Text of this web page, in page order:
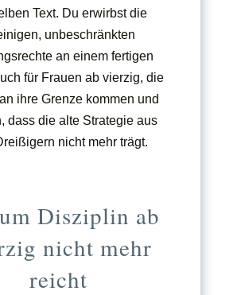
Text. Du erwirbst die
unbeschränkten
an einem fertigen
für Frauen ab vierzig, die
ihre Grenze kommen und
dass die alte Strategie aus
nicht mehr trägt.
Disziplin ab
nicht mehr
reicht